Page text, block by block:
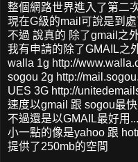
整個網路世界進入了第二
現在G級的mail可說是到處
不過 說真的 除了gmail之
我有申請的除了GMAIL之
walla 1g http://
sogou 2g http://
UES 3G http://
速度以gmail 跟 sogou最快
不過還是以GMAIL最好用
小一點的像是yahoo 跟
提供了250mb的空間